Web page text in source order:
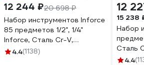
12 244 ₽20 698 ₽
Набор инструментов Inforce
85 предметов 1/2", 1/4"
Inforce, Сталь Cr-V,
Профессиональный, 06-07-
4.4(1138)
12
15 238
Набор
Сталь
4.4